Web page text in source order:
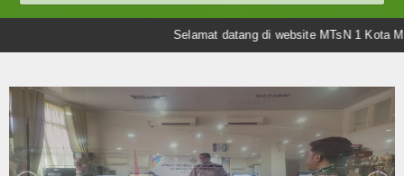
Tujuan Madrasah
Berita
Selamat datang di website MTsN 1 Kota